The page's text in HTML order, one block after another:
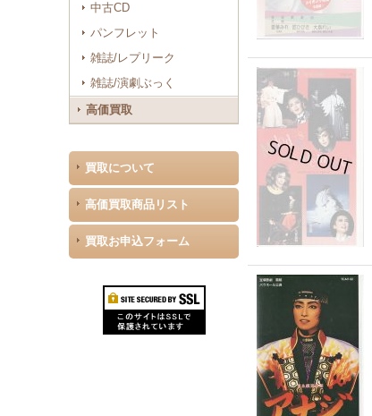
中古CD
パンフレット
雑誌/レプリーク
雑誌/演劇ぶっく
高価買取
買取について
高価買取商品リスト
買取お申込フォーム